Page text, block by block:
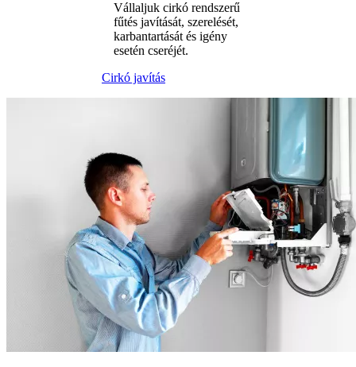
Vállaljuk cirkó rendszerű
fűtés javítását, szerelését,
karbantartását és igény
esetén cseréjét.
Cirkó javítás